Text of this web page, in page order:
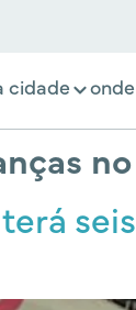
cidade